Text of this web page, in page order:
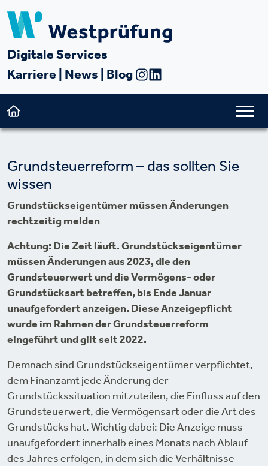
Digitale Services
Karriere News Blog
Grundsteuerreform – das sollten Sie
wissen
Grundstückseigentümer müssen Änderungen
rechtzeitig melden
Achtung: Die Zeit läuft. Grundstückseigentümer
müssen Änderungen aus 2023, die den
Grundsteuerwert und die Vermögens- oder
Grundstücksart betreffen, bis Ende Januar
unaufgefordert anzeigen. Diese Anzeigepflicht
wurde im Rahmen der Grundsteuerreform
eingeführt und gilt seit 2022.
Demnach sind Grundstückseigentümer verpflichtet,
dem Finanzamt jede Änderung der
Grundstückssituation mitzuteilen, die Einfluss auf den
Grundsteuerwert, die Vermögensart oder die Art des
Grundstücks hat. Wichtig dabei: Die Anzeige muss
unaufgefordert innerhalb eines Monats nach Ablauf
des Jahres erfolgen, in dem sich die Verhältnisse